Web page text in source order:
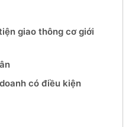
giao thông cơ giới
có điều kiện